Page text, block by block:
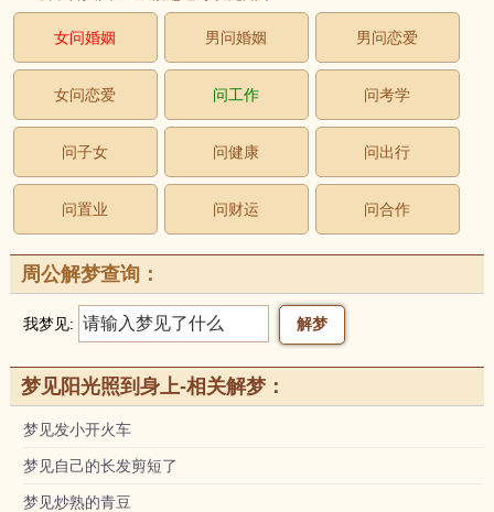
女问婚姻 男问婚姻 男问恋爱
女问恋爱 问工作 问考学
问子女 问健康 问出行
问置业 问财运 问合作
周公解梦查询：
我梦见:
梦见阳光照到身上-相关解梦：
梦见发小开火车
梦见自己的长发剪短了
梦见炒熟的青豆